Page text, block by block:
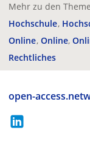
Mehr zu den
Hochschule
Online Online
Rechtliches
open-